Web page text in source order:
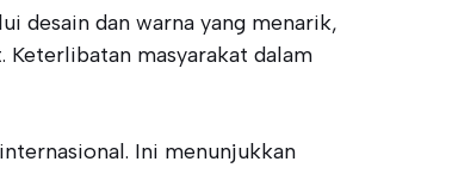
desain dan warna yang menarik,
masyarakat dalam
Ini menunjukkan